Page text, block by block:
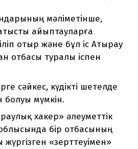
мәліметінше,
айыптауларға
отыр және бұл іс Атырау
отбасы туралы іспен
сәйкес, күдікті шетелде
мүмкін.
хакер» әлеуметтік
бір отбасының
«зерттеуімен»